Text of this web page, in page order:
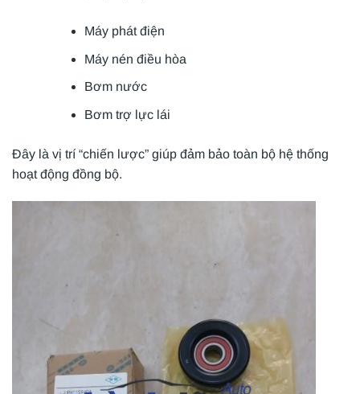
Máy phát điện
Máy nén điều hòa
Bơm nước
Bơm trợ lực lái
Đây là vị trí “chiến lược” giúp đảm bảo toàn bộ hệ thống
hoạt động đồng bộ.